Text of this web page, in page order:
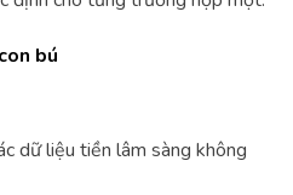
bú
dữ liệu tiền lâm sàng không